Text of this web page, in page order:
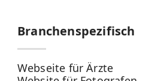
Branchenspezifisch
Webseite für Ärzte